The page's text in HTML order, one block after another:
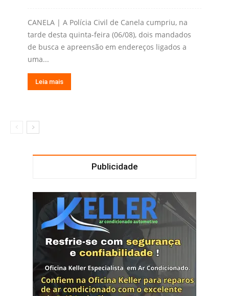
CANELA | A Polícia Civil de Canela cumpriu, na
tarde desta quinta-feira (06/08), dois mandados
de busca e apreensão em endereços ligados a
uma...
Leia mais
Publicidade